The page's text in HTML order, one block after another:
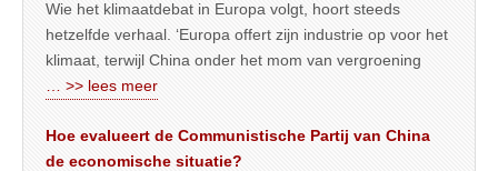
Wie het klimaatdebat in Europa volgt, hoort steeds
hetzelfde verhaal. ‘Europa offert zijn industrie op voor het
klimaat, terwijl China onder het mom van vergroening
… >> lees meer
Hoe evalueert de Communistische Partij van China
de economische situatie?